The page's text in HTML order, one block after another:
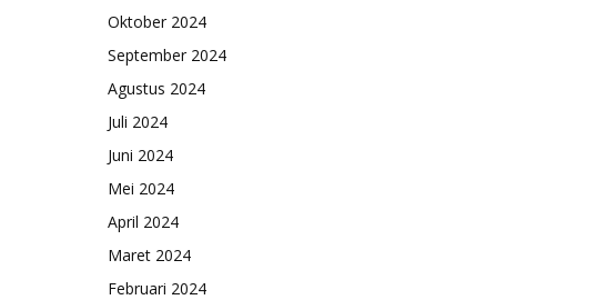
Oktober 2024
September 2024
Agustus 2024
Juli 2024
Juni 2024
Mei 2024
April 2024
Maret 2024
Februari 2024